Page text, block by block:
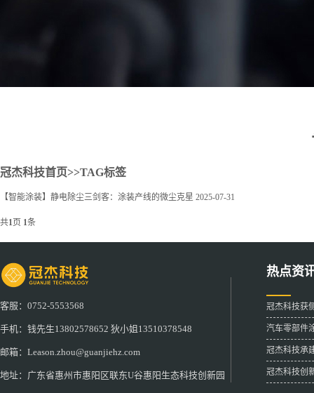
冠杰科技首页>>TAG标签
【智能涂装】静电除尘三剑客：涂装产线的微尘克星 2025-07-31
共1页 1条
客服：0752-5553568
手机：钱先生13802578652 狄小姐13510378548
邮箱：Leason.zhou@guanjiehz.com
地址：广东省惠州市惠阳区联东U谷惠阳生态科技创新园
热点资
冠杰科技获
汽车零部件
冠杰科技承
冠杰科技创